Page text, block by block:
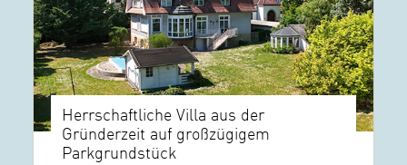
Herrschaftliche Villa aus der
Gründerzeit auf großzügigem
Parkgrundstück